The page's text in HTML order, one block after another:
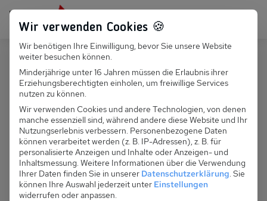
Persönlich für dich da: +49 251 899 050
Suchfeld
Suchen
PL 011.242 - Przystan 44 (1)
Wir verwenden Cookies 🍪
Wir benötigen Ihre Einwilligung, bevor Sie unsere Website
weiter besuchen können.
Minderjährige unter 16 Jahren müssen die Erlaubnis ihrer
Erziehungsberechtigten einholen, um freiwillige Services
nutzen zu können.
Wir verwenden Cookies und andere Technologien, von denen
manche essenziell sind, während andere diese Website und Ihr
Nutzungserlebnis verbessern. Personenbezogene Daten
können verarbeitet werden (z. B. IP-Adressen), z. B. für
personalisierte Anzeigen und Inhalte oder Anzeigen- und
Inhaltsmessung. Weitere Informationen über die Verwendung
Ihrer Daten finden Sie in unserer Datenschutzerklärung. Sie
können Ihre Auswahl jederzeit unter Einstellungen
widerrufen oder anpassen.